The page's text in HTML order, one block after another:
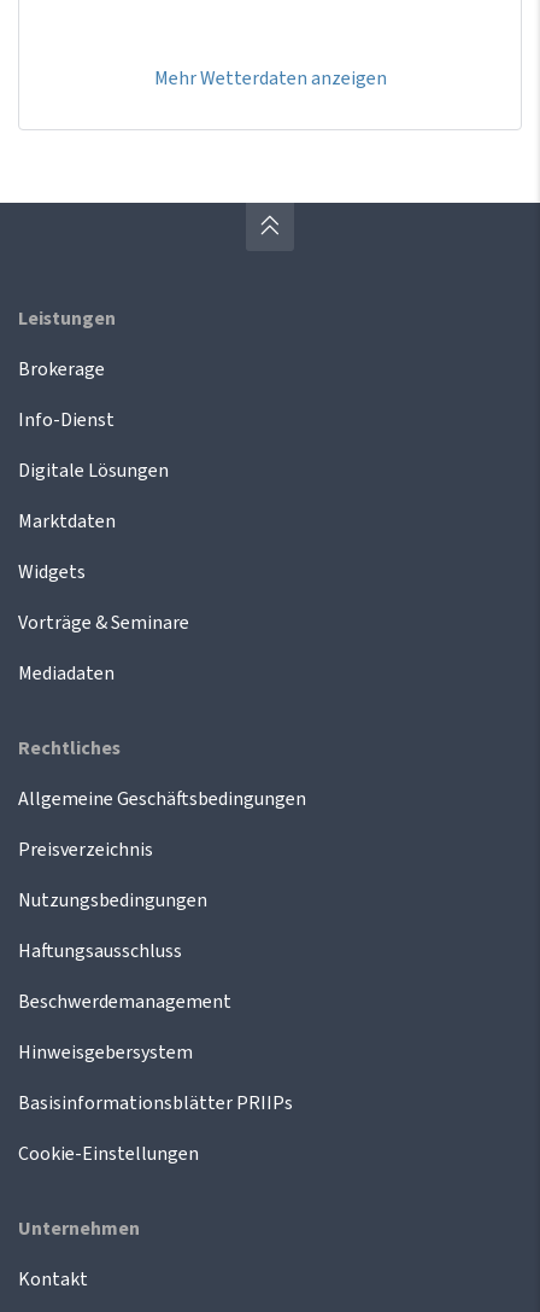
Mehr Wetterdaten anzeigen
Leistungen
Brokerage
Info-Dienst
Digitale Lösungen
Marktdaten
Widgets
Vorträge & Seminare
Mediadaten
Rechtliches
Allgemeine Geschäftsbedingungen
Preisverzeichnis
Nutzungsbedingungen
Haftungsausschluss
Beschwerdemanagement
Hinweisgebersystem
Basisinformationsblätter PRIIPs
Cookie-Einstellungen
Unternehmen
Kontakt